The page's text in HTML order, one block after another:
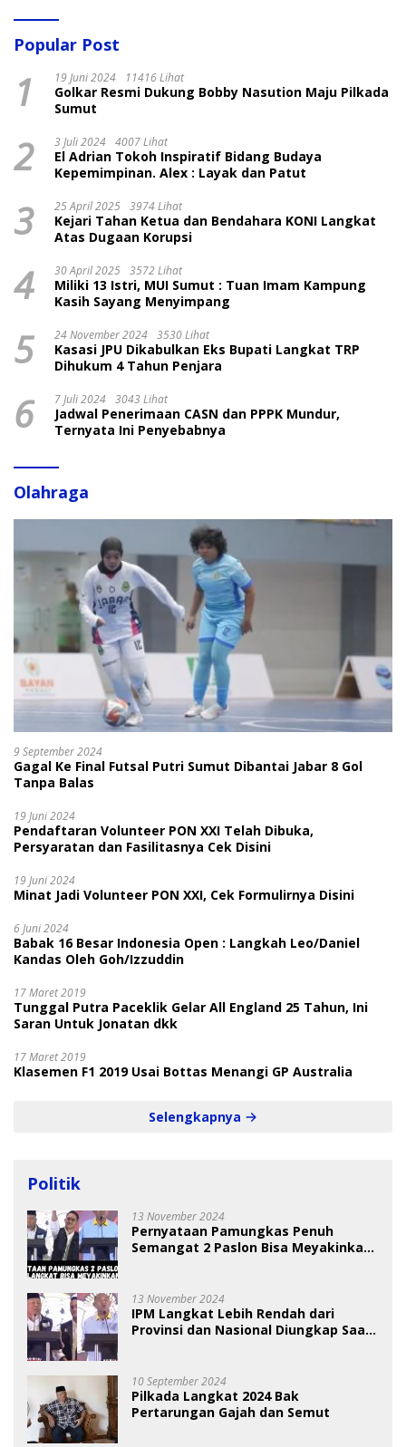
Popular Post
1 19 Juni 2024 11416 Lihat
Golkar Resmi Dukung Bobby Nasution Maju Pilkada
Sumut
2 3 Juli 2024 4007 Lihat
El Adrian Tokoh Inspiratif Bidang Budaya
Kepemimpinan. Alex : Layak dan Patut
3 25 April 2025 3974 Lihat
Kejari Tahan Ketua dan Bendahara KONI Langkat
Atas Dugaan Korupsi
4 30 April 2025 3572 Lihat
Miliki 13 Istri, MUI Sumut : Tuan Imam Kampung
Kasih Sayang Menyimpang
5 24 November 2024 3530 Lihat
Kasasi JPU Dikabulkan Eks Bupati Langkat TRP
Dihukum 4 Tahun Penjara
6 7 Juli 2024 3043 Lihat
Jadwal Penerimaan CASN dan PPPK Mundur,
Ternyata Ini Penyebabnya
Olahraga
9 September 2024
Gagal Ke Final Futsal Putri Sumut Dibantai Jabar 8 Gol
Tanpa Balas
19 Juni 2024
Pendaftaran Volunteer PON XXI Telah Dibuka,
Persyaratan dan Fasilitasnya Cek Disini
19 Juni 2024
Minat Jadi Volunteer PON XXI, Cek Formulirnya Disini
6 Juni 2024
Babak 16 Besar Indonesia Open : Langkah Leo/Daniel
Kandas Oleh Goh/Izzuddin
17 Maret 2019
Tunggal Putra Paceklik Gelar All England 25 Tahun, Ini
Saran Untuk Jonatan dkk
17 Maret 2019
Klasemen F1 2019 Usai Bottas Menangi GP Australia
Selengkapnya
Politik
13 November 2024
Pernyataan Pamungkas Penuh
Semangat 2 Paslon Bisa Meyakinkan
13 November 2024
IPM Langkat Lebih Rendah dari
Provinsi dan Nasional Diungkap Saat
10 September 2024
Pilkada Langkat 2024 Bak
Pertarungan Gajah dan Semut